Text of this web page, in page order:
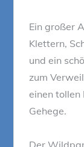
Ein großer
Klettern,
und ein
zum
einen
Gehege.